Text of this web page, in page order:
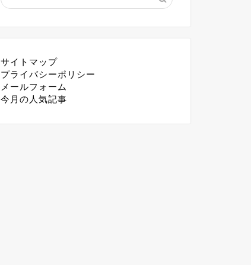
サイトマップ
プライバシーポリシー
メールフォーム
今月の人気記事